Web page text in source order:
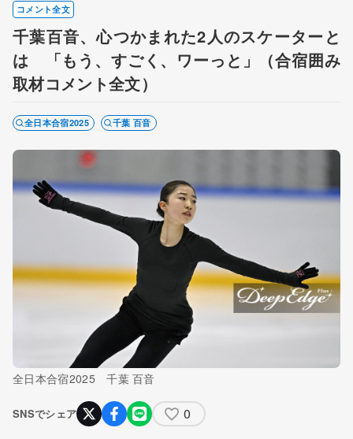
コメント全文
千葉百音、心つかまれた2人のスケーターと
は 「もう、すごく、ワーっと」（合宿囲み
取材コメント全文）
全日本合宿2025 千葉 百音
全日本合宿2025 千葉 百音
SNSでシェア 0